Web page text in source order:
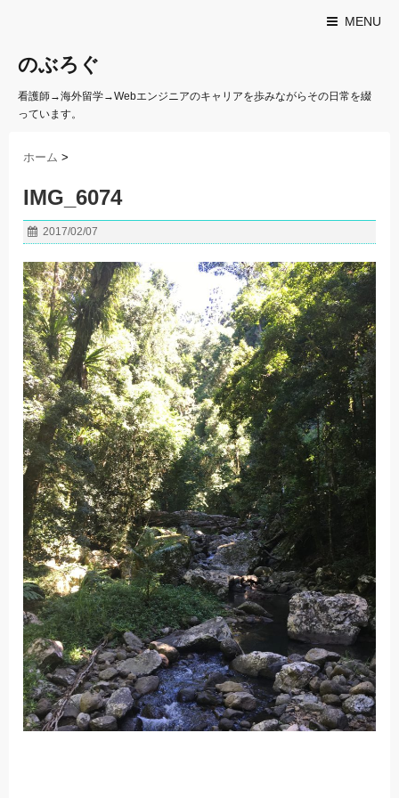
MENU
のぶろぐ
看護師→海外留学→Webエンジニアのキャリアを歩みながらその日常を綴
っています。
ホーム >
IMG_6074
2017/02/07